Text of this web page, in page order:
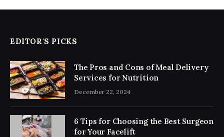
EDITOR'S PICKS
The Pros and Cons of Meal Delivery
Services for Nutrition
December 22, 2024
6 Tips for Choosing the Best Surgeon
for Your Facelift